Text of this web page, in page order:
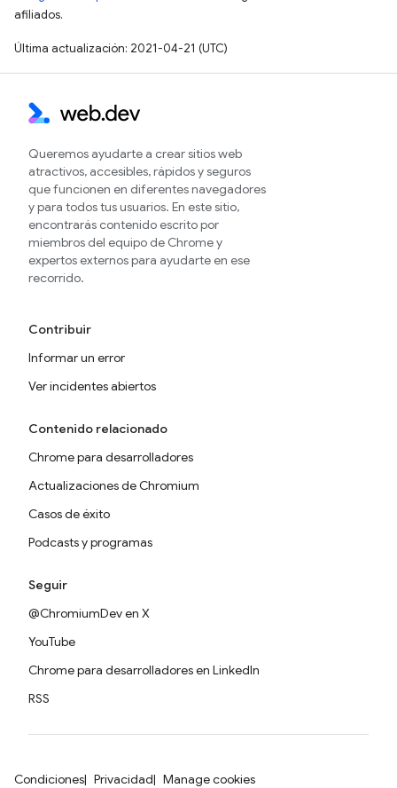
afiliados.
Última actualización: 2021-04-21 (UTC)
Queremos ayudarte a crear sitios web
atractivos, accesibles, rápidos y seguros
que funcionen en diferentes navegadores
y para todos tus usuarios. En este sitio,
encontrarás contenido escrito por
miembros del equipo de Chrome y
expertos externos para ayudarte en ese
recorrido.
Contribuir
Informar un error
Ver incidentes abiertos
Contenido relacionado
Chrome para desarrolladores
Actualizaciones de Chromium
Casos de éxito
Podcasts y programas
Seguir
@ChromiumDev en X
YouTube
Chrome para desarrolladores en LinkedIn
RSS
Condiciones Privacidad Manage cookies